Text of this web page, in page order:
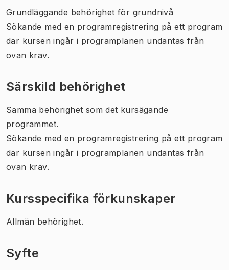
Grundläggande behörighet för grundnivå
Sökande med en programregistrering på ett program
där kursen ingår i programplanen undantas från
ovan krav.
Särskild behörighet
Samma behörighet som det kursägande
programmet.
Sökande med en programregistrering på ett program
där kursen ingår i programplanen undantas från
ovan krav.
Kursspecifika förkunskaper
Allmän behörighet.
Syfte